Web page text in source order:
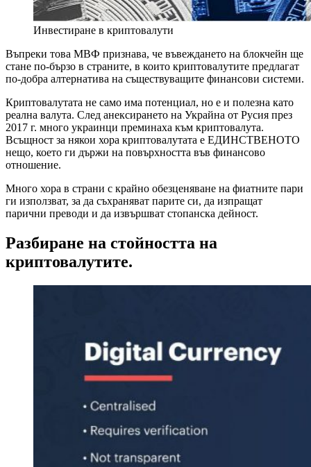
Инвестиране в криптовалути
Въпреки това МВФ признава, че въвеждането на блокчейн ще
стане по-бързо в страните, в които криптовалутите предлагат
по-добра алтернатива на съществуващите финансови системи.
Криптовалутата не само има потенциал, но е и полезна като
реална валута. След анексирането на Украйна от Русия през
2017 г. много украинци преминаха към криптовалута.
Всъщност за някои хора криптовалутата е ЕДИНСТВЕНОТО
нещо, което ги държи на повърхността във финансово
отношение.
Много хора в страни с крайно обезценяване на фиатните пари
ги използват, за да съхраняват парите си, да изпращат
парични преводи и да извършват стопанска дейност.
Разбиране на стойността на
криптовалутите.